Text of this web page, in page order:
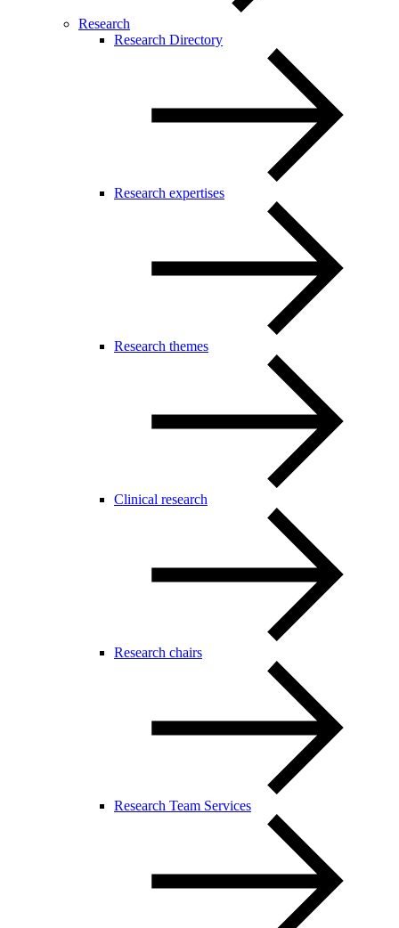
Research
Research Directory
Research expertises
Research themes
Clinical research
Research chairs
Research Team Services